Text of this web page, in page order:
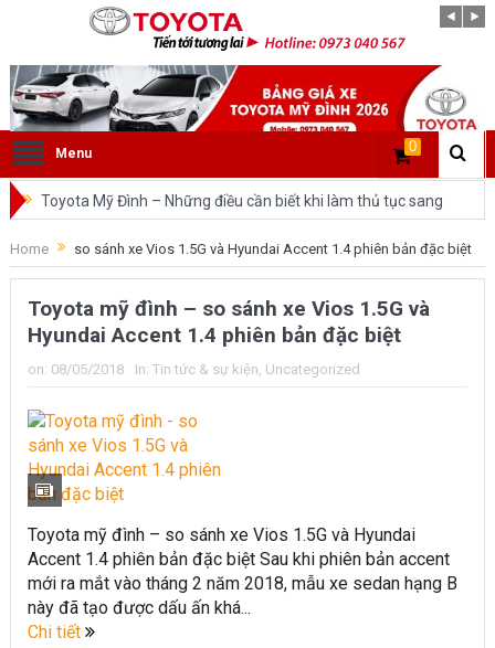
Menu 0
Toyota Mỹ Đình – Những điều cần biết khi làm thủ tục sang
tên ô tô trong cùng tỉnh.
So sánh Toyota Veloz Cross và Toyota Innova: Nên chọn xe
nào?
Đánh giá tổng quan về xe Toyota Veloz Cross 2022 HOT
Những dòng xe của Toyota đang chiếm lĩnh tại thị trường
Việt Nam?
Land cruiser 2022 phiên bản mới
Toyota Raize phân khúc SUV cỡ nhỏ mới hứa hẹn nhiều đột
phá
Home so sánh xe Vios 1.5G và Hyundai Accent 1.4 phiên bản đặc biệt
Toyota mỹ đình – so sánh xe Vios 1.5G và
Hyundai Accent 1.4 phiên bản đặc biệt
on: 08/05/2018 In: Tin tức & sự kiện Uncategorized
Toyota mỹ đình – so sánh xe Vios 1.5G và Hyundai
Accent 1.4 phiên bản đặc biệt Sau khi phiên bản accent
mới ra mắt vào tháng 2 năm 2018, mẫu xe sedan hạng B
này đã tạo được dấu ấn khá...
Chi tiết